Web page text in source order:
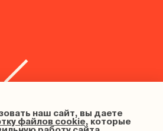
наш сайт, вы даете
файлов cookie, которые